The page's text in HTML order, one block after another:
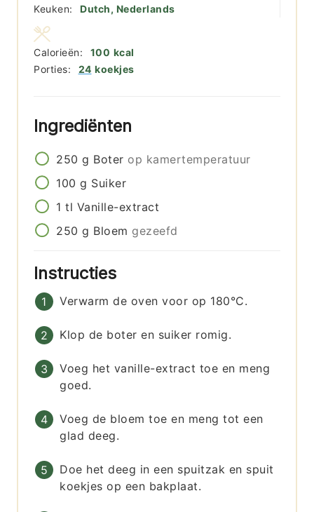
Keuken: Dutch, Nederlands
Porties: 24 koekjes
Calorieën: 100 kcal
Ingrediënten
250 g Boter op kamertemperatuur
100 g Suiker
1 tl Vanille-extract
250 g Bloem gezeefd
Instructies
Verwarm de oven voor op 180°C.
Klop de boter en suiker romig.
Voeg het vanille-extract toe en meng
goed.
Voeg de bloem toe en meng tot een
glad deeg.
Doe het deeg in een spuitzak en spuit
koekjes op een bakplaat.